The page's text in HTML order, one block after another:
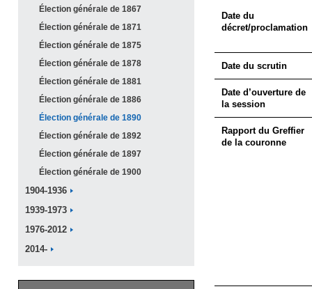
Élection générale de 1867
Élection générale de 1871
Élection générale de 1875
Élection générale de 1878
Élection générale de 1881
Élection générale de 1886
Élection générale de 1890
Élection générale de 1892
Élection générale de 1897
Élection générale de 1900
1904-1936
1939-1973
1976-2012
2014-
Date du
décret/proclamation
Date du scrutin
Date d’ouverture de
la session
Rapport du Greffier
de la couronne